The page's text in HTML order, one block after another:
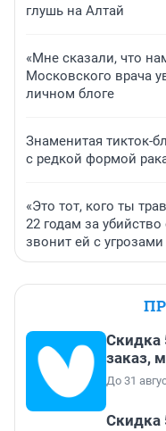
глушь на Алтай
«Мне сказали, что
Московского врача
личном блоге
Знаменитая тикток-
с редкой формой
«Это тот, кого ты
22 годам за
звонит ей с угрозами
Скидка
заказ,
До 31
Скидка